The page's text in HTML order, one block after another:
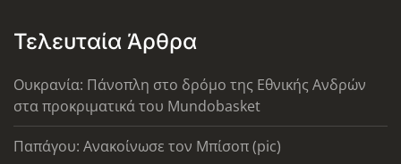
Τελευταία Άρθρα
Ουκρανία: Πάνοπλη στο δρόμο της Εθνικής Ανδρών
στα προκριματικά του Mundobasket
Παπάγου: Ανακοίνωσε τον Μπίσοπ (pic)